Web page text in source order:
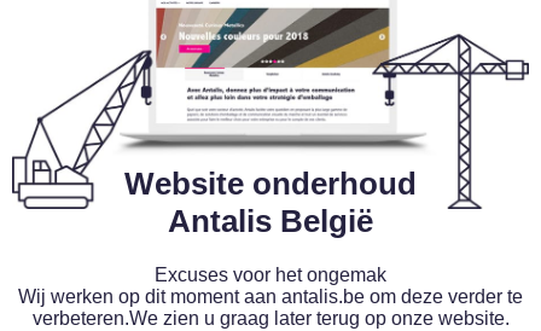
Website onderhoud
Antalis België
Excuses voor het ongemak
Wij werken op dit moment aan antalis.be om deze verder te
verbeteren.We zien u graag later terug op onze website.